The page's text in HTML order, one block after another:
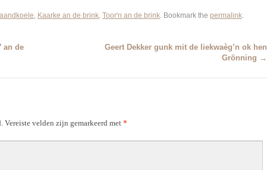
, Kaarke an de brink, Toor'n an de brink. Bookmark the permalink.
an de
Geert Dekker gunk mit de liekwaèg’n ok hen
Grönning →
Vereiste velden zijn gemarkeerd met *